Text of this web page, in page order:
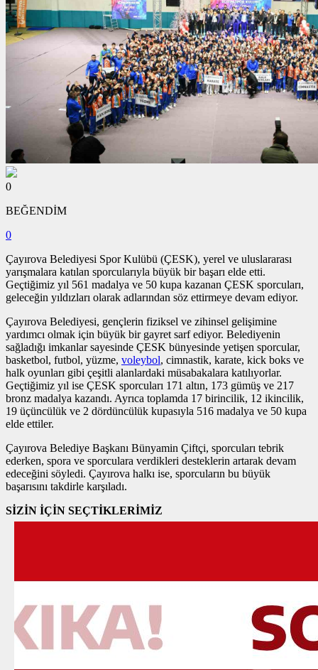
0
BEĞENDİM
0
Çayırova Belediyesi Spor Kulübü (ÇESK), yerel ve uluslararası
yarışmalara katılan sporcularıyla büyük bir başarı elde etti.
Geçtiğimiz yıl 561 madalya ve 50 kupa kazanan ÇESK sporcuları,
geleceğin yıldızları olarak adlarından söz ettirmeye devam ediyor.
Çayırova Belediyesi, gençlerin fiziksel ve zihinsel gelişimine
yardımcı olmak için büyük bir gayret sarf ediyor. Belediyenin
sağladığı imkanlar sayesinde ÇESK bünyesinde yetişen sporcular,
basketbol, futbol, yüzme, voleybol, cimnastik, karate, kick boks ve
halk oyunları gibi çeşitli alanlardaki müsabakalara katılıyorlar.
Geçtiğimiz yıl ise ÇESK sporcuları 171 altın, 173 gümüş ve 217
bronz madalya kazandı. Ayrıca toplamda 17 birincilik, 12 ikincilik,
19 üçüncülük ve 2 dördüncülük kupasıyla 516 madalya ve 50 kupa
elde ettiler.
Çayırova Belediye Başkanı Bünyamin Çiftçi, sporcuları tebrik
ederken, spora ve sporculara verdikleri desteklerin artarak devam
edeceğini söyledi. Çayırova halkı ise, sporcuların bu büyük
başarısını takdirle karşıladı.
SİZİN İÇİN SEÇTİKLERİMİZ